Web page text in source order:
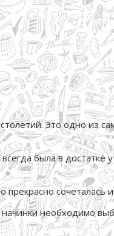
Это одно из
была в достатке у
прекрасно
необходимо